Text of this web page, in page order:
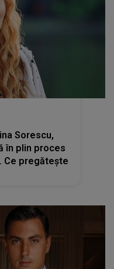
Sorescu,
în plin proces
Ce pregătește